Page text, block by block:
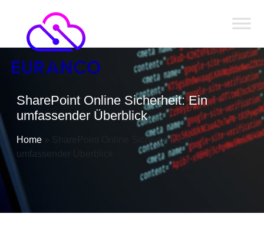
SharePoint Online Sicherheit: Ein
umfassender Überblick
Home »
SharePoint Online Sicherheit: Ein
umfassender Überblick